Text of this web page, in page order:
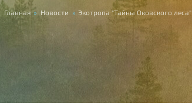
Главная » Новости » Экотропа "Тайны Оковского леса"